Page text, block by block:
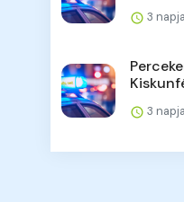
3
3